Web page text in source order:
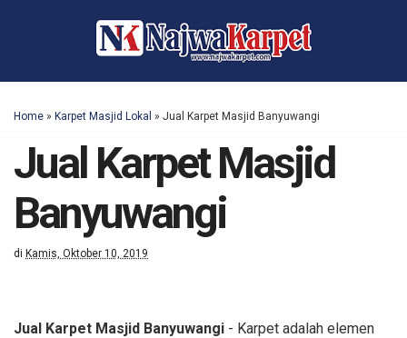
Home » Karpet Masjid Lokal » Jual Karpet Masjid Banyuwangi
Jual Karpet Masjid
Banyuwangi
di Kamis, Oktober 10, 2019
Jual Karpet Masjid Banyuwangi - Karpet adalah elemen